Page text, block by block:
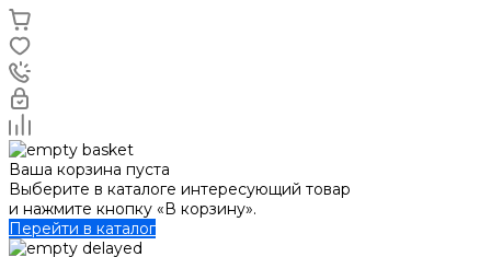
Ваша корзина пуста
Выберите в каталоге интересующий товар
и нажмите кнопку «В корзину».
Перейти в каталог